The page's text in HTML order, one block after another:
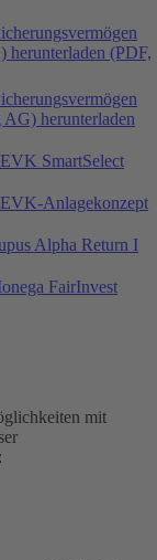
herunterladen (PDF,
herunterladen
SmartSelect
Anlagekonzept
Alpha Return I
FairInvest
mit